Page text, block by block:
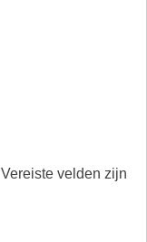
Vereiste velden zijn